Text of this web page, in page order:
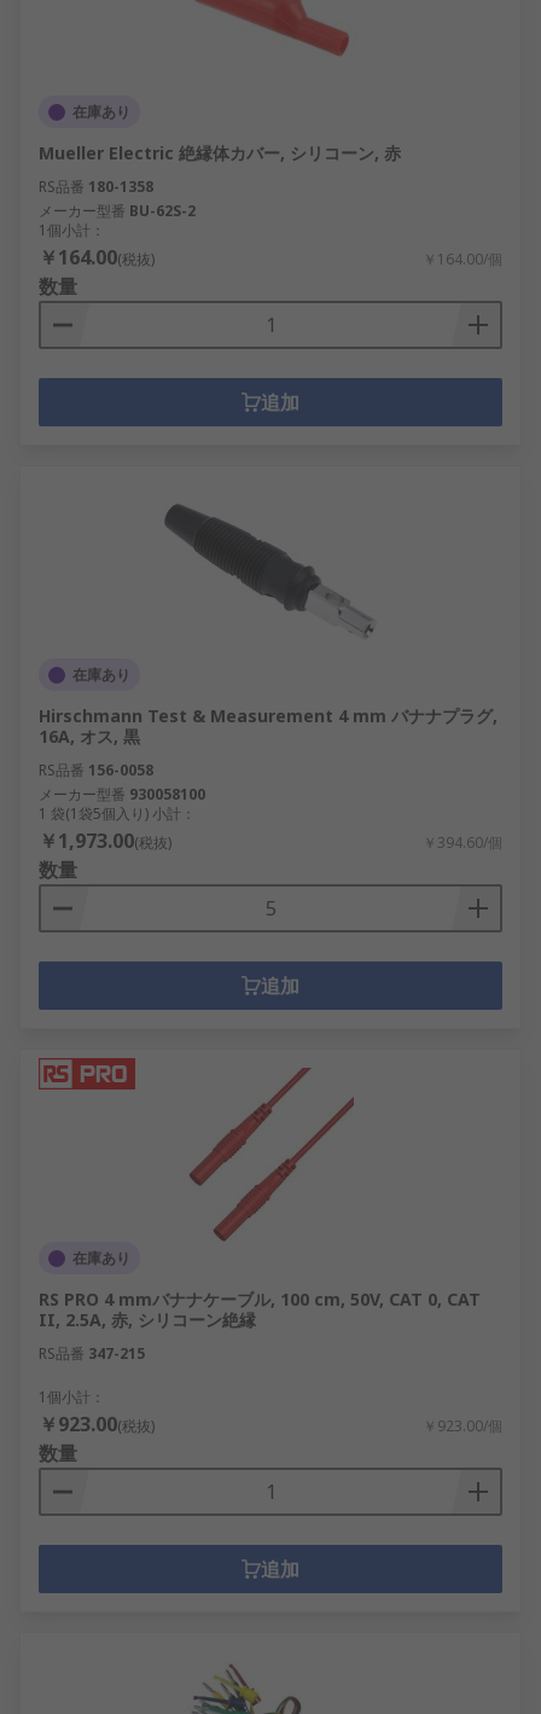
在庫あり
Mueller Electric 絶縁体カバー, シリコーン, 赤
RS品番 180-1358
メーカー型番 BU-62S-2
1個小計：
￥164.00(税抜) ￥164.00/個
数量
追加
在庫あり
Hirschmann Test & Measurement 4 mm バナナプラグ,
16A, オス, 黒
RS品番 156-0058
メーカー型番 930058100
1 袋(1袋5個入り) 小計：
￥1,973.00(税抜) ￥394.60/個
数量
追加
在庫あり
RS PRO 4 mmバナナケーブル, 100 cm, 50V, CAT 0, CAT
II, 2.5A, 赤, シリコーン絶縁
RS品番 347-215
1個小計：
￥923.00(税抜) ￥923.00/個
数量
追加